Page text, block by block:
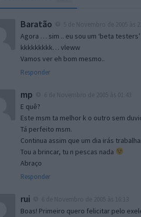
Baratão
Agora … sim .. eu sou um ‘beta testers’
kkkkkkkkk… vleww
Vamos ver eh bom mesmo..
Responder
mp
E quê?
Este msm ta melhor k o outro sem
Tá perfeito msm.
Continua assim que um dia irás
Tou a brincar, tu n pescas nada
Abraço
Responder
rui
Boas! Primeiro quero felicitar pelo